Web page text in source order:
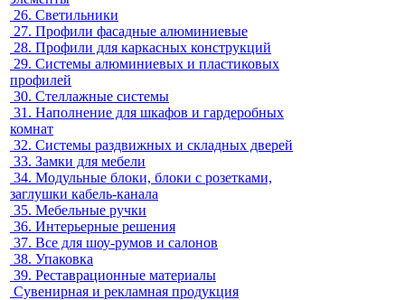
26. Светильники
27. Профили фасадные алюминиевые
28. Профили для каркасных конструкций
29. Системы алюминиевых и пластиковых
профилей
30. Стеллажные системы
31. Наполнение для шкафов и гардеробных
комнат
32. Системы раздвижных и складных дверей
33. Замки для мебели
34. Модульные блоки, блоки с розетками,
заглушки кабель-канала
35. Мебельные ручки
36. Интерьерные решения
37. Все для шоу-румов и салонов
38. Упаковка
39. Реставрационные материалы
Сувенирная и рекламная продукция